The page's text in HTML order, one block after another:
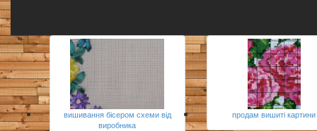
вишивання бісером схеми від
виробника
продам вишиті картини